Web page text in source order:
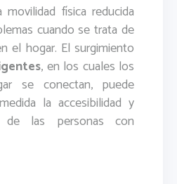
física reducida
cuando se trata de
el hogar. El surgimiento
, en los cuales los
se conectan, puede
la accesibilidad y
las personas con